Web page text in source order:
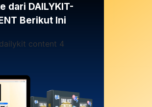
dari DAILYKIT-
Berikut Ini